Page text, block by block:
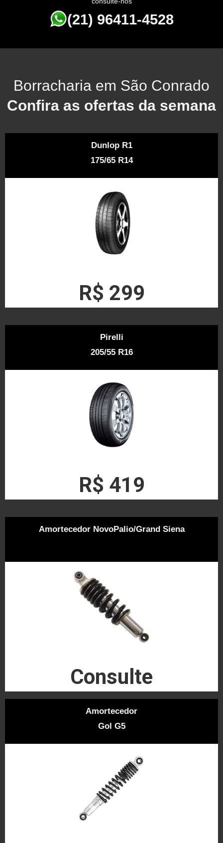
(21) 96411-4528
Borracharia em São Conrado
Confira as ofertas da semana
Dunlop R1
175/65 R14
R$ 299
Pirelli
205/55 R16
R$ 419
Amortecedor NovoPalio/Grand Siena
Consulte
Amortecedor
Gol G5